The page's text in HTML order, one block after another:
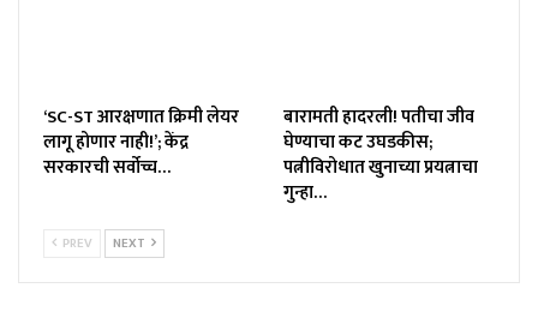
‘SC-ST आरक्षणात क्रिमी लेयर
लागू होणार नाही!’; केंद्र
सरकारची सर्वोच्च…
बारामती हादरली! पतीचा जीव
घेण्याचा कट उघडकीस;
पत्नीविरोधात खुनाच्या प्रयत्नाचा
गुन्हा…
PREV NEXT